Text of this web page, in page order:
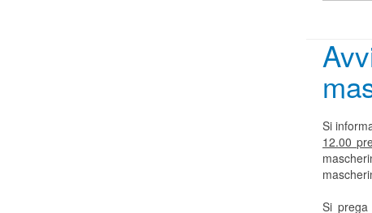
Si
12.00
Si